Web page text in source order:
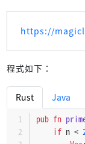
https://
程式如下：
Rust Java
pub fn
if n <